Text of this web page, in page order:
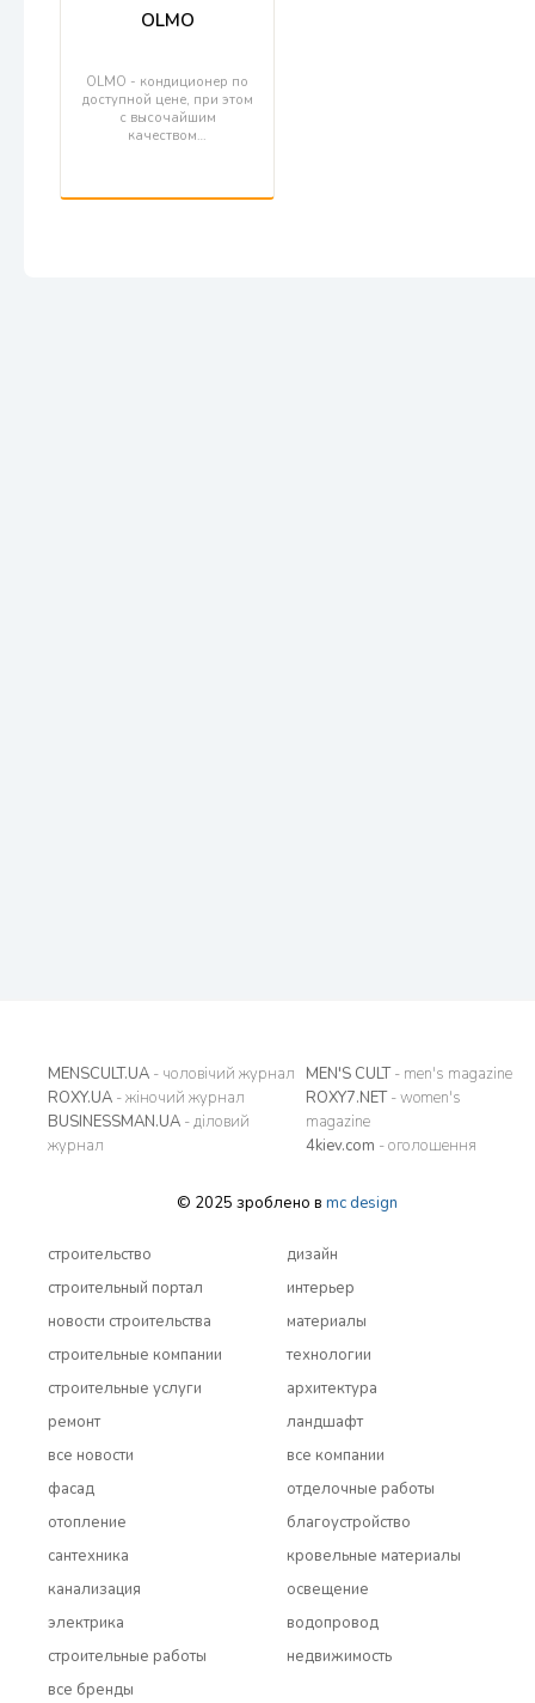
OLMO
OLMO - кондиционер по
доступной цене, при этом
с высочайшим
качеством…
MENSCULT.UA - чоловічий журнал
ROXY.UA - жіночий журнал
BUSINESSMAN.UA - діловий
журнал
MEN'S CULT- men's magazine
ROXY7.NET- women's
magazine
4kiev.com - оголошення
© 2025 зроблено в mc design
строительство
строительный портал
новости строительства
строительные компании
строительные услуги
ремонт
все новости
дизайн
интерьер
материалы
технологии
архитектура
ландшафт
все компании
фасад
отопление
сантехника
канализация
электрика
строительные работы
все бренды
отделочные работы
благоустройство
кровельные материалы
освещение
водопровод
недвижимость